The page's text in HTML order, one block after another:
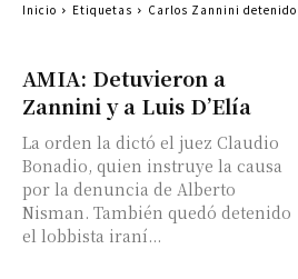
AMIA: Detuvieron a
Zannini y a Luis D’Elía
La orden la dictó el juez Claudio
Bonadio, quien instruye la causa
por la denuncia de Alberto
Nisman. También quedó detenido
el lobbista iraní...
Inicio Etiquetas Carlos Zannini detenido